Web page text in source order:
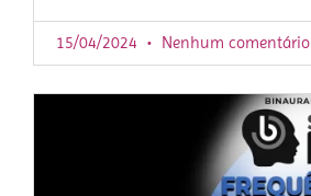
15/04/2024 Nenhum comentário